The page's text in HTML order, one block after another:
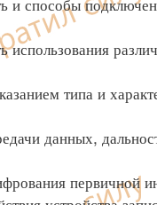
использования
типа и
данных,
первичной